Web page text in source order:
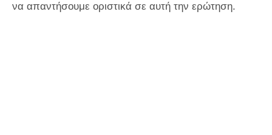
να απαντήσουμε οριστικά σε αυτή την ερώτηση.